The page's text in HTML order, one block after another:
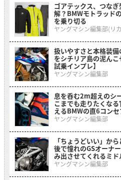
ゴアテックス、つな
解？BMWモトラッド
を乗り切る
ヤングマシン編集部(リ
扱いやすさと本格装
をシチリア島の泥ん
試乗インプレ】
ヤングマシン編集部
息を呑む2m超えのシ
こまでも走りたくな
えるBMWの直6コン
ヤングマシン編集部
「ちょうどいい」か
後で憧れのGSオーナ
み出させてくれるミ
【BMW F 450 GS】
ヤングマシン編集部